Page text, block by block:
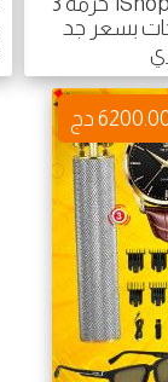
بسعر جد
دج